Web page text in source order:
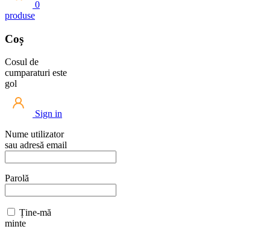
0
produse
Coș
Cosul de
cumparaturi este
gol
Sign in
Nume utilizator
sau adresă email
Parolă
Ține-mă
minte